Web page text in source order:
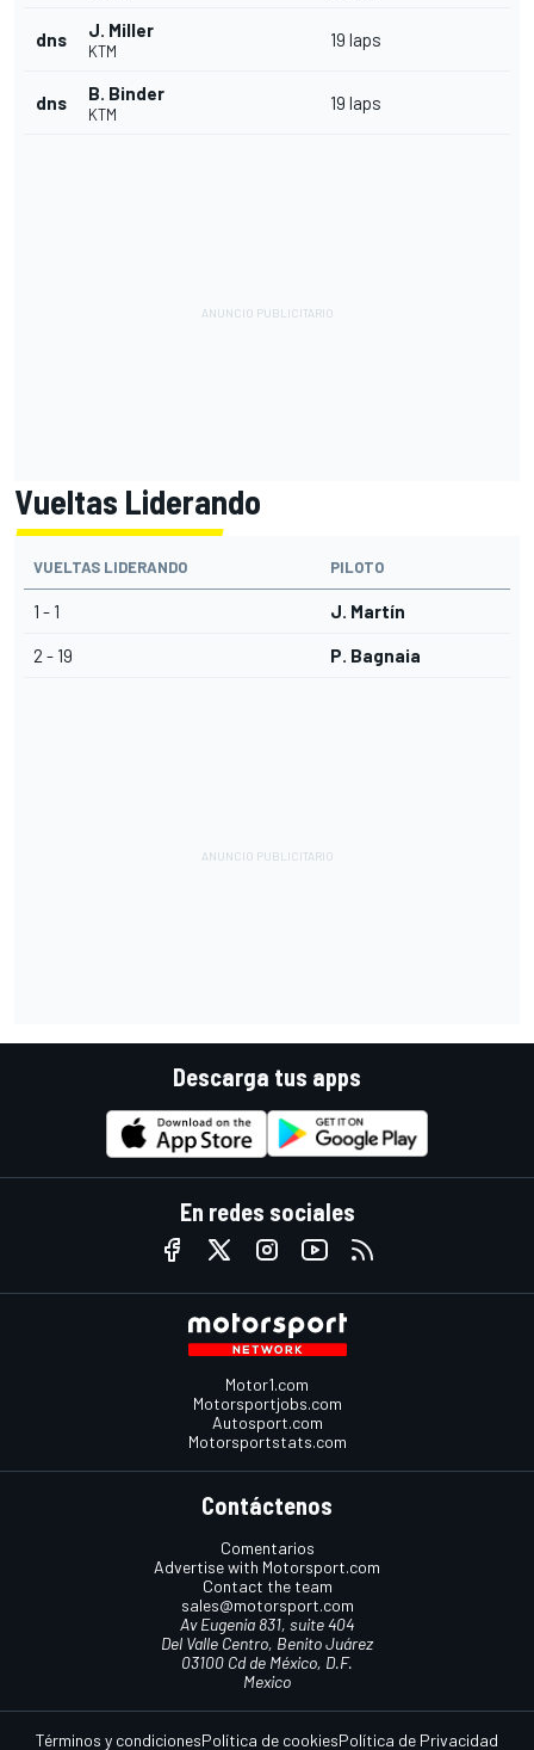
dns J. Miller
KTM
19 laps
dns B. Binder
KTM
19 laps
Vueltas Liderando
VUELTAS LIDERANDO PILOTO
1 - 1 J. Martín
2 - 19 P. Bagnaia
Descarga tus apps
En redes sociales
Motor1.com
Motorsportjobs.com
Autosport.com
Motorsportstats.com
Contáctenos
Comentarios
Advertise with Motorsport.com
Contact the team
sales@motorsport.com
Av Eugenia 831, suite 404
Del Valle Centro, Benito Juárez
03100 Cd de México, D.F.
Mexico
Términos y condicionesPolítica de cookiesPolítica de Privacidad